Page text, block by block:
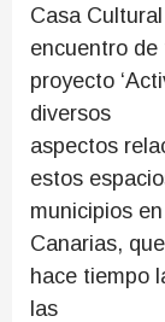
Casa
encuentro de
proyecto
diversos
aspectos
estos
municipios en
Canarias,
hace tiempo
las